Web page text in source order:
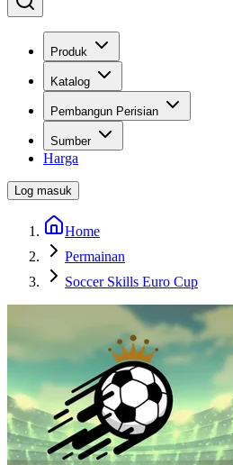
Produk
Katalog
Pembangun Perisian
Sumber
Harga
Log masuk
Home
Permainan
Soccer Skills Euro Cup